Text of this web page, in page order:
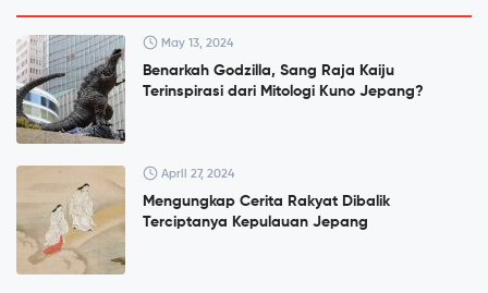
May 13, 2024
Benarkah Godzilla, Sang Raja Kaiju
Terinspirasi dari Mitologi Kuno Jepang?
April 27, 2024
Mengungkap Cerita Rakyat Dibalik
Terciptanya Kepulauan Jepang